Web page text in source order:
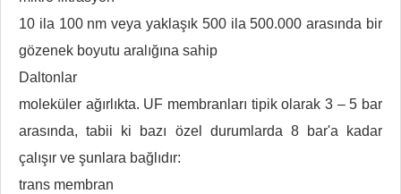
10 ila 100 nm veya yaklaşık 500 ila 500.000 arasında bir
gözenek boyutu aralığına sahip
Daltonlar
moleküler ağırlıkta. UF membranları tipik olarak 3 – 5 bar
arasında, tabii ki bazı özel durumlarda 8 bar'a kadar
çalışır ve şunlara bağlıdır:
trans membran